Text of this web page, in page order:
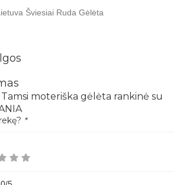
Šviesiai Ruda Gėlėta
Tamsi moteriška gėlėta rankinė su
*